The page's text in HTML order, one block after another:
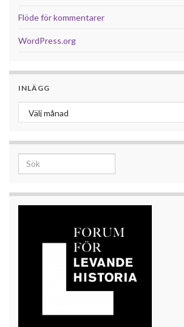
Flöde för kommentarer
WordPress.org
INLÄGG
Inlägg
Search for: